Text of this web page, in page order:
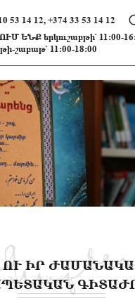
53 14 12, +374 33 53 14 12
ԵՆՔ երկուշաբթի՝ 11։00-
շաբաթ՝ 11։00-18։00
ՈՒ ԻՐ